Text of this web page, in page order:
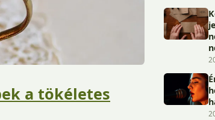
a tökéletes